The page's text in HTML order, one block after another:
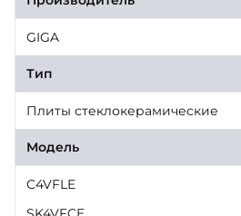
GIGA
Тип
Плиты стеклокерамические
Модель
C4VFLE